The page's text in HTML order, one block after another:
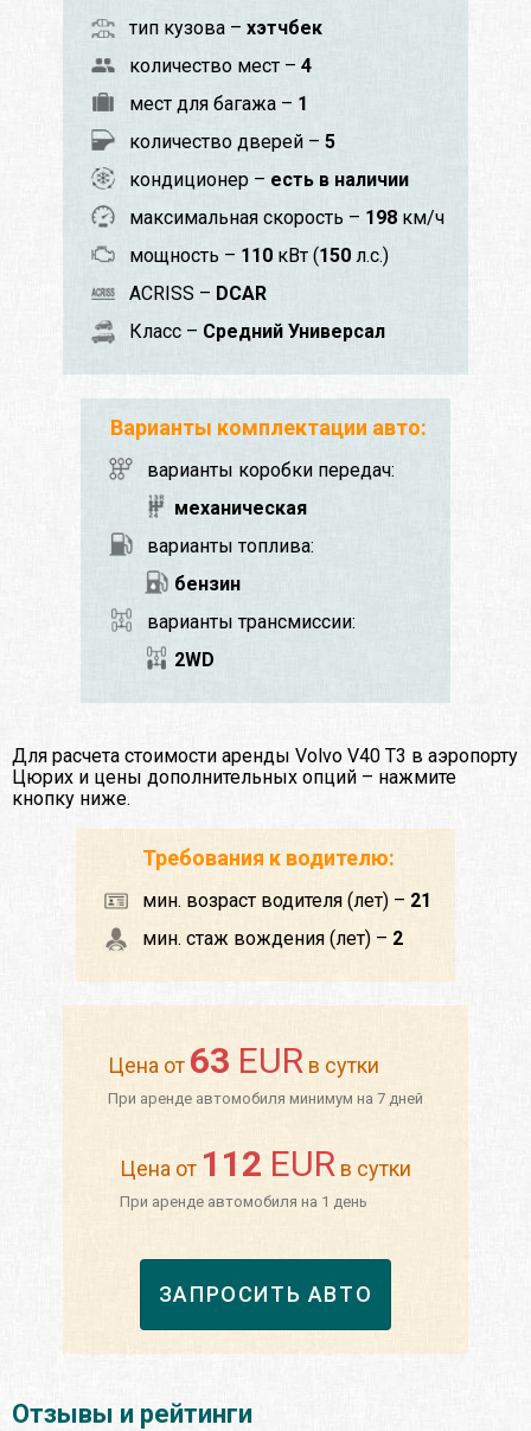
тип кузова – хэтчбек
количество мест – 4
мест для багажа – 1
количество дверей – 5
кондиционер – есть в наличии
максимальная скорость – 198 км/ч
мощность – 110 кВт (150 л.с.)
ACRISS – DCAR
Класс – Средний Универсал
Варианты комплектации авто:
варианты коробки передач:
механическая
варианты топлива:
бензин
варианты трансмиссии:
2WD
Для расчета стоимости аренды Volvo V40 T3 в аэропорту
Цюрих и цены дополнительных опций – нажмите
кнопку ниже.
Требования к водителю:
мин. возраст водителя (лет) – 21
мин. стаж вождения (лет) – 2
Цена от 63 EUR в сутки
При аренде автомобиля минимум на 7 дней
Цена от 112 EUR в сутки
При аренде автомобиля на 1 день
ЗАПРОСИТЬ АВТО
Отзывы и рейтинги